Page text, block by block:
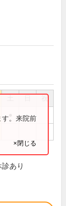
祝
す。来院前
×閉じる
あり